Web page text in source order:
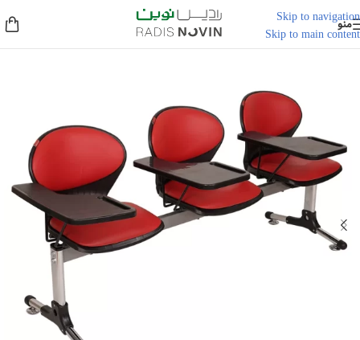
Skip to navigation
Skip to main content
منو